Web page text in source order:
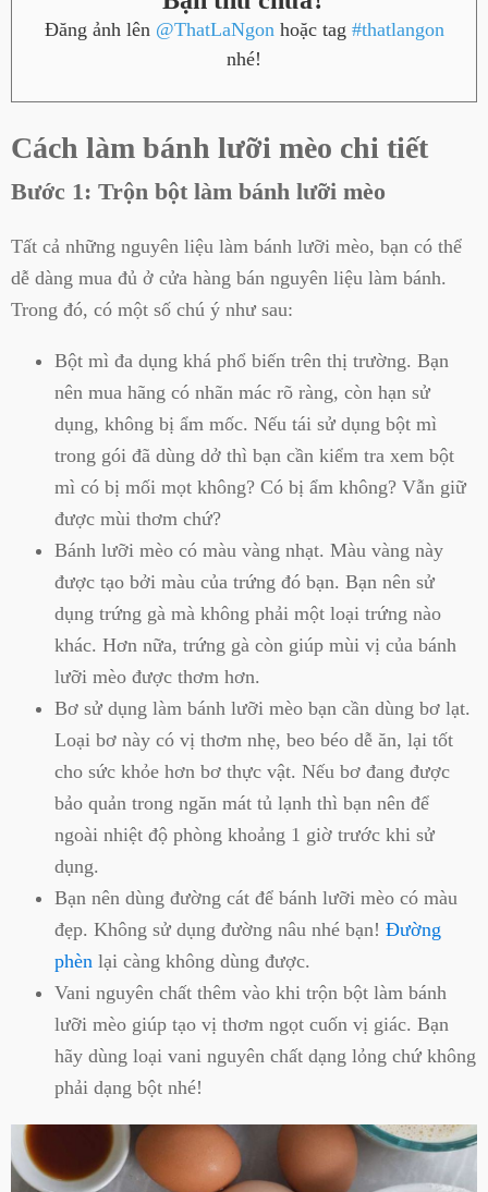
Đăng ảnh lên @ThatLaNgonhoặc tag #thatlangon
nhé!
Cách làm bánh lưỡi mèo chi tiết
Bước 1: Trộn bột làm bánh lưỡi mèo
Tất cả những nguyên liệu làm bánh lưỡi mèo, bạn có thể
dễ dàng mua đủ ở cửa hàng bán nguyên liệu làm bánh.
Trong đó, có một số chú ý như sau:
Bột mì đa dụng khá phổ biến trên thị trường. Bạn
nên mua hãng có nhãn mác rõ ràng, còn hạn sử
dụng, không bị ẩm mốc. Nếu tái sử dụng bột mì
trong gói đã dùng dở thì bạn cần kiểm tra xem bột
mì có bị mối mọt không? Có bị ẩm không? Vẫn giữ
được mùi thơm chứ?
Bánh lưỡi mèo có màu vàng nhạt. Màu vàng này
được tạo bởi màu của trứng đó bạn. Bạn nên sử
dụng trứng gà mà không phải một loại trứng nào
khác. Hơn nữa, trứng gà còn giúp mùi vị của bánh
lưỡi mèo được thơm hơn.
Bơ sử dụng làm bánh lưỡi mèo bạn cần dùng bơ lạt.
Loại bơ này có vị thơm nhẹ, beo béo dễ ăn, lại tốt
cho sức khỏe hơn bơ thực vật. Nếu bơ đang được
bảo quản trong ngăn mát tủ lạnh thì bạn nên để
ngoài nhiệt độ phòng khoảng 1 giờ trước khi sử
dụng.
Bạn nên dùng đường cát để bánh lưỡi mèo có màu
đẹp. Không sử dụng đường nâu nhé bạn! Đường
phèn lại càng không dùng được.
Vani nguyên chất thêm vào khi trộn bột làm bánh
lưỡi mèo giúp tạo vị thơm ngọt cuốn vị giác. Bạn
hãy dùng loại vani nguyên chất dạng lỏng chứ không
phải dạng bột nhé!